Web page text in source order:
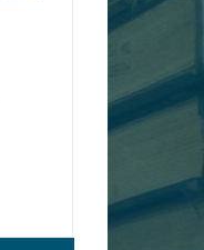
Sté des Ets
20,00 €